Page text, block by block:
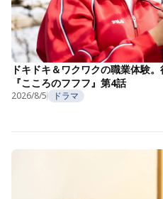
ドキドキ＆ワクワクの職業体験
『こころのフフフ』第4話
2026/8/5 ドラマ